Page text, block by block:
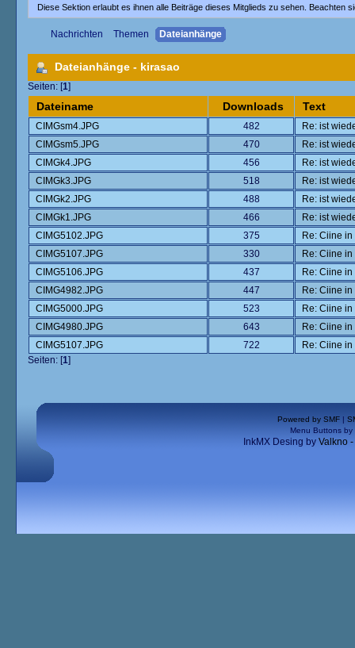
Diese Sektion erlaubt es ihnen alle Beiträge dieses Mitglieds zu sehen.
Nachrichten Themen Dateianhänge
Dateianhänge - kirasao
Seiten: [1]
Dateiname Downloads Text
CIMGsm4.JPG 482
Re: ist
CIMGsm5.JPG
470
Re: ist
CIMGk4.JPG
456
Re: ist
CIMGk3.JPG
518
Re: ist
CIMGk2.JPG
488
Re: ist
CIMGk1.JPG
466
Re: ist
CIMG5102.JPG
375
Re: Ciine in
CIMG5107.JPG
330
Re: Ciine in
CIMG5106.JPG
437
Re: Ciine in
CIMG4982.JPG
447
Re: Ciine in
CIMG5000.JPG
523
Re: Ciine in
CIMG4980.JPG
643
Re: Ciine in
CIMG5107.JPG
722
Re: Ciine in
Seiten: [1]
Powered by SMF |
Menu Buttons by
InkMX Desing by Valkno